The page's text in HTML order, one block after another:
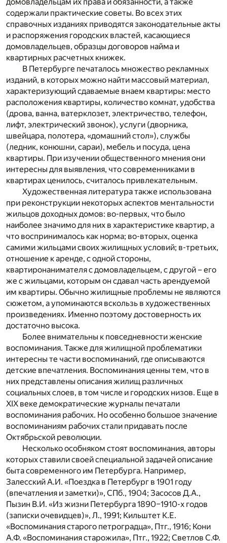
содержали практические советы. Во всех этих
справочных изданиях приводятся законодательные акты
и распоряжения городских властей, касающиеся
домовладельцев, образцы договоров найма и
квартирных расчетных книжек.
В Петербурге печаталось множество рекламных
изданий, в которых можно найти массовый материал,
характеризующий сдаваемые внаем квартиры: место
расположения квартиры, количество комнат, удобства
(дрова, ванна, ватерклозет, электричество, телефон,
лифт, электрический звонок), услуги (дворника,
швейцара, полотера, «домашний стол»), службы
(ледник, конюшни, сараи), мебель и посуда, цена
квартиры. При изучении общественного мнения они
интересны для выявления, что современниками в
квартирах ценилось, считалось привлекательным.
Художественная литература также использована
при реконструкции некоторых аспектов ментальности
жильцов доходных домов: во-первых, что было
наиболее значимо для них в характеристике квартир, а
что воспринималось как норма; во-вторых, оценка
самими жильцами своих жилищных условий; в-третьих,
отношение к аренде, с одной стороны,
квартиронанимателя с домовладельцем, с другой – его
же с жильцами, которым он сдавал часть арендуемой
им квартиры. Обычно жилищные проблемы не являются
сюжетом, а упоминаются вскользь в художественных
произведениях. Именно поэтому достоверность их
достаточно высока.
Более внимательны к повседневности женские
воспоминания. Также для жилищной проблематики
интересны те части воспоминаний, где описываются
детские впечатления. Воспоминания ценны тем, что в
них представлены описания жилищ различных
социальных слоев, в том числе и городских низов. Еще в
XIX веке демократические журналы печатали
воспоминания рабочих. Но особенно большое значение
воспоминаниям рабочих стали придавать после
Октябрьской революции.
Несколько особняком стоят воспоминания, авторы
которых ставили своей специальной задачей описание
быта современного им Петербурга. Например,
Залесский А.И. «Поездка в Петербург в 1901 году
(впечатления и заметки)», СПб., 1904; Засосов Д.А.,
Пызин В.И. «Из жизни Петербурга 1890–1910-х годов
(записки очевидцев)», Л., 1991; Кильштет К.Е.
«Воспоминания старого петроградца», Птг., 1916; Кони
А.Ф. «Воспоминания старожила», Птг., 1922; Светлов С.Ф.